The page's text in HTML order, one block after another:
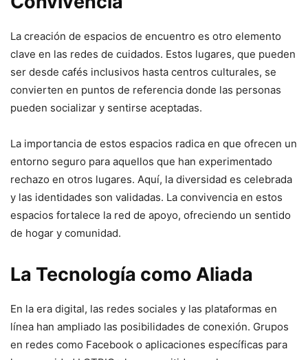
La creación de espacios de encuentro es otro elemento
clave en las redes de cuidados. Estos lugares, que pueden
ser desde cafés inclusivos hasta centros culturales, se
convierten en puntos de referencia donde las personas
pueden socializar y sentirse aceptadas.
La importancia de estos espacios radica en que ofrecen un
entorno seguro para aquellos que han experimentado
rechazo en otros lugares. Aquí, la diversidad es celebrada
y las identidades son validadas. La convivencia en estos
espacios fortalece la red de apoyo, ofreciendo un sentido
de hogar y comunidad.
La Tecnología como Aliada
En la era digital, las redes sociales y las plataformas en
línea han ampliado las posibilidades de conexión. Grupos
en redes como Facebook o aplicaciones específicas para